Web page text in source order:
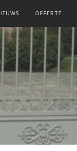
OFFERTE